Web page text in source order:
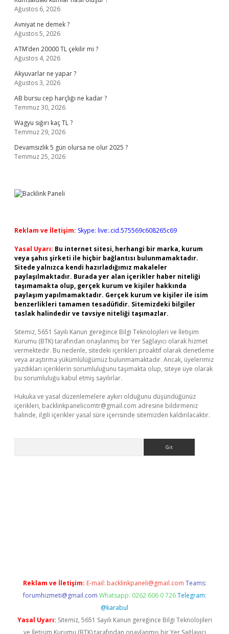
Ağustos 6, 2026
Avniyat ne demek ?
Ağustos 5, 2026
ATM’den 20000 TL çekilir mi ?
Ağustos 4, 2026
Akyuvarlar ne yapar ?
Ağustos 3, 2026
AB bursu cep harçlığı ne kadar ?
Temmuz 30, 2026
Wagyu sığırı kaç TL ?
Temmuz 29, 2026
Devamsızlık 5 gün olursa ne olur 2025 ?
Temmuz 25, 2026
Reklam ve İletişim: Skype: live:.cid.575569c608265c69
Yasal Uyarı: Bu internet sitesi, herhangi bir marka, kurum
veya şahıs şirketi ile hiçbir bağlantısı bulunmamaktadır.
Sitede yalnızca kendi hazırladığımız makaleler
paylaşılmaktadır. Burada yer alan içerikler haber niteliği
taşımamakta olup, gerçek kurum ve kişiler hakkında
paylaşım yapılmamaktadır. Gerçek kurum ve kişiler ile isim
benzerlikleri tamamen tesadüfidir. Sitemizdeki bilgiler
taslak halindedir ve tavsiye niteliği taşımazlar.
Sitemiz, 5651 Sayılı Kanun gereğince Bilgi Teknolojileri ve İletişim
Kurumu (BTK) tarafından onaylanmış bir Yer Sağlayıcı olarak hizmet
vermektedir. Bu nedenle, sitedeki içerikleri proaktif olarak denetleme
veya araştırma yükümlülüğümüz bulunmamaktadır. Ancak, üyelerimiz
yazdıkları içeriklerin sorumluluğunu taşımakta olup, siteye üye olarak
bu sorumluluğu kabul etmiş sayılırlar.
Hukuka ve yasal düzenlemelere aykırı olduğunu düşündüğünüz
içerikleri, backlinkpanelicomtr@gmail.com adresine bildirmeniz
halinde, ilgili içerikler yasal süre içerisinde sitemizden kaldırılacaktır.
Reklam ve İletişim: E-mail: backlinkpaneli@gmail.com Teams:
forumhizmeti@gmail.com Whatsapp: 0262 606 0 726 Telegram:
@karabul
Yasal Uyarı: Sitemiz, 5651 Sayılı Kanun gereğince Bilgi Teknolojileri
ve İletişim Kurumu (BTK) tarafından onaylanmış bir Yer Sağlayıcı